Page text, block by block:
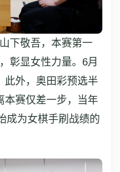
下敬吾，本赛第一
彰显女性力量。6月
此外，奥田彩预选半
本赛仅差一步，当年
成为女棋手刷战绩的